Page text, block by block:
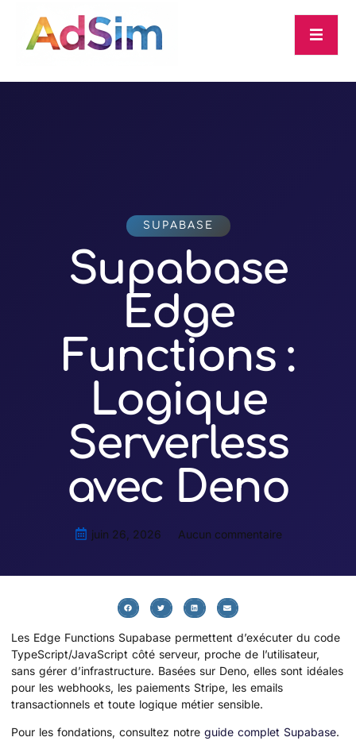
SUPABASE
Supabase
Edge
Functions :
Logique
Serverless
avec Deno
juin 26, 2026 Aucun commentaire
Les Edge Functions Supabase permettent d’exécuter du code
TypeScript/JavaScript côté serveur, proche de l’utilisateur,
sans gérer d’infrastructure. Basées sur Deno, elles sont idéales
pour les webhooks, les paiements Stripe, les emails
transactionnels et toute logique métier sensible.
Pour les fondations, consultez notre guide complet Supabase.